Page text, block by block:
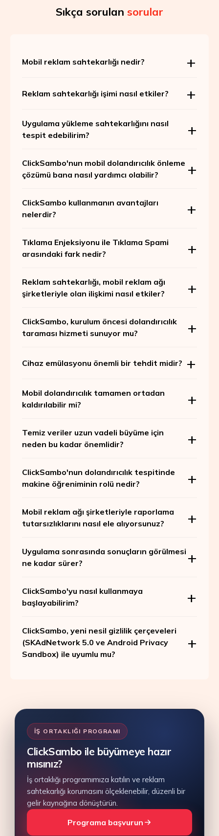
Sıkça sorulan sorular
Mobil reklam sahtekarlığı nedir?
Reklam sahtekarlığı işimi nasıl etkiler?
Uygulama yükleme sahtekarlığını nasıl
tespit edebilirim?
ClickSambo'nun mobil dolandırıcılık önleme
çözümü bana nasıl yardımcı olabilir?
ClickSambo kullanmanın avantajları
nelerdir?
Tıklama Enjeksiyonu ile Tıklama Spami
arasındaki fark nedir?
Reklam sahtekarlığı, mobil reklam ağı
şirketleriyle olan ilişkimi nasıl etkiler?
ClickSambo, kurulum öncesi dolandırıcılık
taraması hizmeti sunuyor mu?
Cihaz emülasyonu önemli bir tehdit midir?
Mobil dolandırıcılık tamamen ortadan
kaldırılabilir mi?
Temiz veriler uzun vadeli büyüme için
neden bu kadar önemlidir?
ClickSambo'nun dolandırıcılık tespitinde
makine öğreniminin rolü nedir?
Mobil reklam ağı şirketleriyle raporlama
tutarsızlıklarını nasıl ele alıyorsunuz?
Uygulama sonrasında sonuçların görülmesi
ne kadar sürer?
ClickSambo'yu nasıl kullanmaya
başlayabilirim?
ClickSambo, yeni nesil gizlilik çerçeveleri
(SKAdNetwork 5.0 ve Android Privacy
Sandbox) ile uyumlu mu?
İŞ ORTAKLIĞI PROGRAMI
ClickSambo ile büyümeye hazır
mısınız?
İş ortaklığı programımıza katılın ve reklam
sahtekarlığı korumasını ölçeklenebilir, düzenli bir
gelir kaynağına dönüştürün.
Programa başvurun